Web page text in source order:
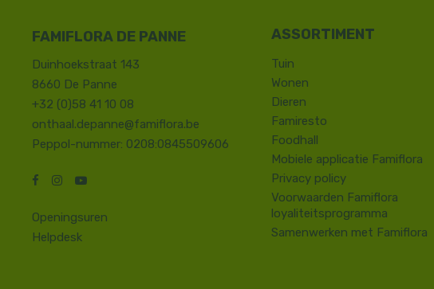
FAMIFLORA DE PANNE
Duinhoekstraat 143
8660 De Panne
+32 (0)58 41 10 08
onthaal.depanne@famiflora.be
Peppol-nummer: 0208:0845509606
Openingsuren
Helpdesk
Tuin
Wonen
Dieren
Famiresto
Foodhall
Mobiele applicatie Famiflora
Privacy policy
Voorwaarden Famiflora
loyaliteitsprogramma
Samenwerken met Famiflora